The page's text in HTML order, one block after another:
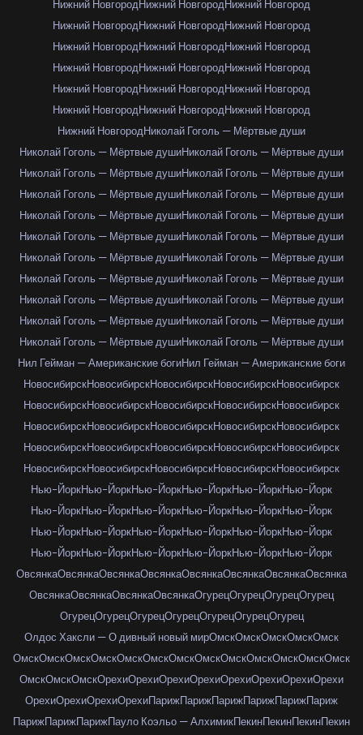
Нижний НовгородНижний НовгородНижний Новгород
Нижний НовгородНижний НовгородНижний Новгород
Нижний НовгородНижний НовгородНижний Новгород
Нижний НовгородНижний НовгородНижний Новгород
Нижний НовгородНижний НовгородНижний Новгород
Нижний НовгородНижний НовгородНижний Новгород
Нижний НовгородНиколай Гоголь — Мёртвые души
Николай Гоголь — Мёртвые душиНиколай Гоголь — Мёртвые души
Николай Гоголь — Мёртвые душиНиколай Гоголь — Мёртвые души
Николай Гоголь — Мёртвые душиНиколай Гоголь — Мёртвые души
Николай Гоголь — Мёртвые душиНиколай Гоголь — Мёртвые души
Николай Гоголь — Мёртвые душиНиколай Гоголь — Мёртвые души
Николай Гоголь — Мёртвые душиНиколай Гоголь — Мёртвые души
Николай Гоголь — Мёртвые душиНиколай Гоголь — Мёртвые души
Николай Гоголь — Мёртвые душиНиколай Гоголь — Мёртвые души
Николай Гоголь — Мёртвые душиНиколай Гоголь — Мёртвые души
Николай Гоголь — Мёртвые душиНиколай Гоголь — Мёртвые души
Нил Гейман — Американские богиНил Гейман — Американские боги
НовосибирскНовосибирскНовосибирскНовосибирскНовосибирск
НовосибирскНовосибирскНовосибирскНовосибирскНовосибирск
НовосибирскНовосибирскНовосибирскНовосибирскНовосибирск
НовосибирскНовосибирскНовосибирскНовосибирскНовосибирск
НовосибирскНовосибирскНовосибирскНовосибирскНовосибирск
Нью-ЙоркНью-ЙоркНью-ЙоркНью-ЙоркНью-ЙоркНью-Йорк
Нью-ЙоркНью-ЙоркНью-ЙоркНью-ЙоркНью-ЙоркНью-Йорк
Нью-ЙоркНью-ЙоркНью-ЙоркНью-ЙоркНью-ЙоркНью-Йорк
Нью-ЙоркНью-ЙоркНью-ЙоркНью-ЙоркНью-ЙоркНью-Йорк
ОвсянкаОвсянкаОвсянкаОвсянкаОвсянкаОвсянкаОвсянкаОвсянка
ОвсянкаОвсянкаОвсянкаОвсянкаОгурецОгурецОгурецОгурец
ОгурецОгурецОгурецОгурецОгурецОгурецОгурец
Олдос Хаксли — О дивный новый мирОмскОмскОмскОмскОмск
ОмскОмскОмскОмскОмскОмскОмскОмскОмскОмскОмскОмскОмск
ОмскОмскОмскОрехиОрехиОрехиОрехиОрехиОрехиОрехиОрехи
ОрехиОрехиОрехиОрехиПарижПарижПарижПарижПарижПариж
ПарижПарижПарижПауло Коэльо — АлхимикПекинПекинПекинПекин